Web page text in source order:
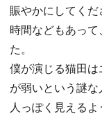
賑やかにしてく
時間などもあっ
た。
僕が演じる猫田
が弱いという謎
人っぽく見える